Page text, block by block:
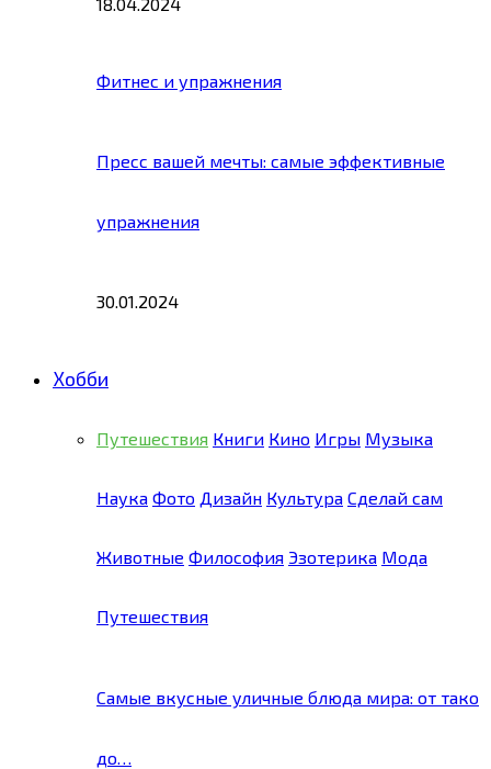
Фитнес и упражнения
Пресс вашей мечты: самые эффективные
упражнения
30.01.2024
Хобби
Путешествия Книги Кино Игры Музыка
Наука Фото Дизайн Культура Сделай сам
Животные Философия Эзотерика Мода
Путешествия
Самые вкусные уличные блюда мира: от тако
до…